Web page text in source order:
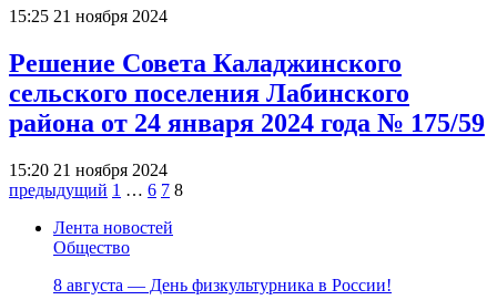
15:25 21 ноября 2024
Решение Совета Каладжинского
сельского поселения Лабинского
района от 24 января 2024 года № 175/59
15:20 21 ноября 2024
предыдущий 1 … 6 7 8
Лента новостей
Общество
8 августа — День физкультурника в России!